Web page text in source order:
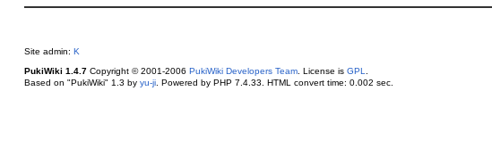
Site admin: K
PukiWiki 1.4.7Copyright © 2001-2006 PukiWiki Developers Team. License is GPL
Based on "PukiWiki" 1.3 by yu-ji. Powered by PHP 7.4.33. HTML convert time: 0.002 sec.